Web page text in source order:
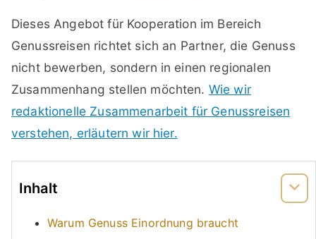
Dieses Angebot für Kooperation im Bereich
Genussreisen richtet sich an Partner, die Genuss
nicht bewerben, sondern in einen regionalen
Zusammenhang stellen möchten. Wie wir
redaktionelle Zusammenarbeit für Genussreisen
verstehen, erläutern wir hier.
Inhalt
Warum Genuss Einordnung braucht